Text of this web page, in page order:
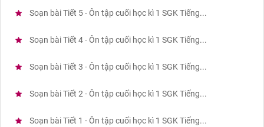
Soạn bài Tiết 5 - Ôn tập cuối học kì 1 SGK Tiếng...
Soạn bài Tiết 4 - Ôn tập cuối học kì 1 SGK Tiếng...
Soạn bài Tiết 3 - Ôn tập cuối học kì 1 SGK Tiếng...
Soạn bài Tiết 2 - Ôn tập cuối học kì 1 SGK Tiếng...
Soạn bài Tiết 1 - Ôn tập cuối học kì 1 SGK Tiếng...